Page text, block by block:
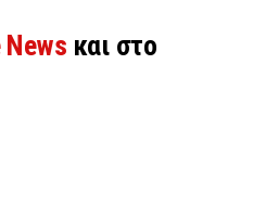
News και στο